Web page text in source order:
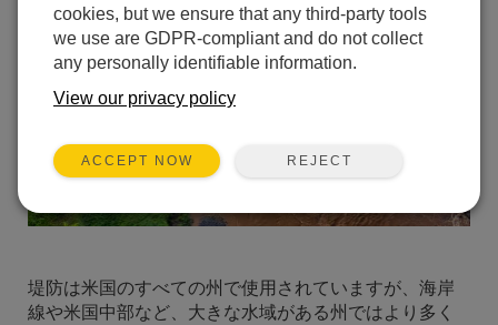
堤防は米国のすべての州で使用されていますが、海岸
線や米国中部など、大きな水域がある州ではより多く
cookies, but we ensure that any third-party tools
we use are GDPR-compliant and do not collect
any personally identifiable information.
View our privacy policy
ACCEPT NOW REJECT